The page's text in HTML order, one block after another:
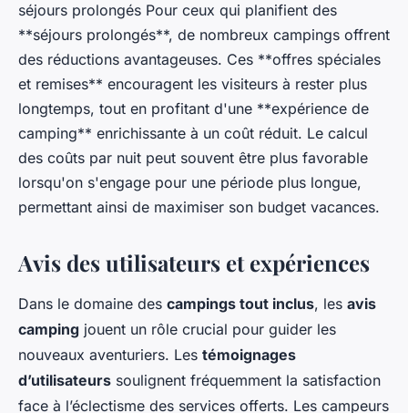
séjours prolongés Pour ceux qui planifient des
**séjours prolongés**, de nombreux campings offrent
des réductions avantageuses. Ces **offres spéciales
et remises** encouragent les visiteurs à rester plus
longtemps, tout en profitant d'une **expérience de
camping** enrichissante à un coût réduit. Le calcul
des coûts par nuit peut souvent être plus favorable
lorsqu'on s'engage pour une période plus longue,
permettant ainsi de maximiser son budget vacances.
Avis des utilisateurs et expériences
Dans le domaine des campings tout inclus, les avis
camping jouent un rôle crucial pour guider les
nouveaux aventuriers. Les témoignages
d’utilisateurs soulignent fréquemment la satisfaction
face à l’éclectisme des services offerts. Les campeurs